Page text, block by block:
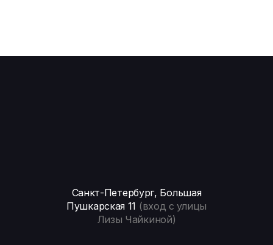
Санкт-Петербург, Большая
Пушкарская 11 (вход с улицы
Лизы Чайкиной)